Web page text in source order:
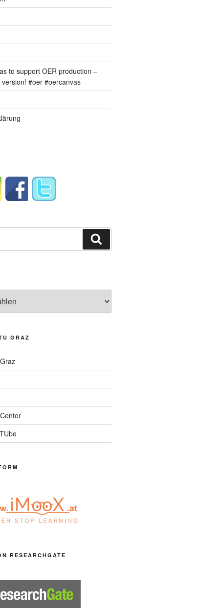
to support OER production –
#oer #oercanvas
GRAZ
RESEARCHGATE